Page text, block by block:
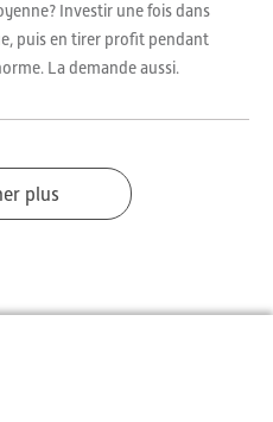
Investir une fois dans
puis en tirer profit pendant
La demande aussi.
plus